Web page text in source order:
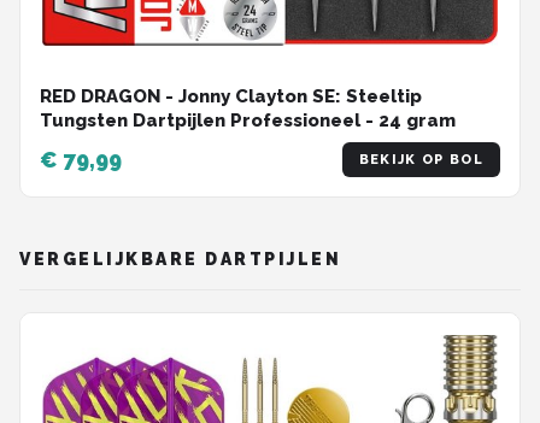
RED DRAGON - Jonny Clayton SE: Steeltip
Tungsten Dartpijlen Professioneel - 24 gram
€ 79,99 BEKIJK OP BOL
VERGELIJKBARE DARTPIJLEN